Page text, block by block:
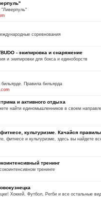
соревнования
- экипировка и снаряжение
и экипировки для бокса и единоборств
бильярде. Правила бильярда
и активного отдыха
найти единомышленников в своем
культуризме. Качайся
фитнесе и культуризме, здесь вы найдете
тренинг
тренинге
Хоккей, Футбол, Регби и все остальные